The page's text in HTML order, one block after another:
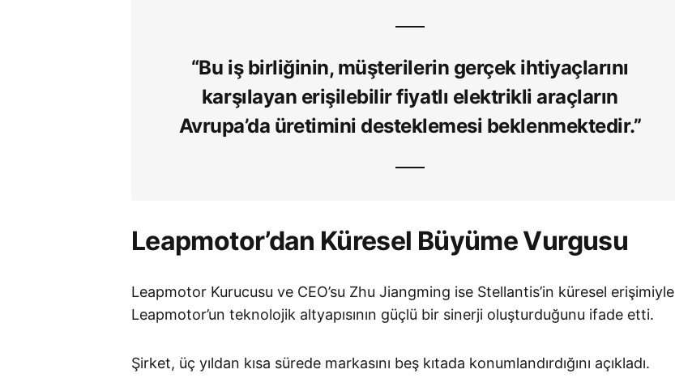
“Bu iş birliğinin, müşterilerin gerçek ihtiyaçlarını
karşılayan erişilebilir fiyatlı elektrikli araçların
Avrupa’da üretimini desteklemesi beklenmektedir.”
Leapmotor’dan Küresel Büyüme Vurgusu
Leapmotor Kurucusu ve CEO’su Zhu Jiangming ise Stellantis’in küresel erişimiyle
Leapmotor’un teknolojik altyapısının güçlü bir sinerji oluşturduğunu ifade etti.
Şirket, üç yıldan kısa sürede markasını beş kıtada konumlandırdığını açıkladı.